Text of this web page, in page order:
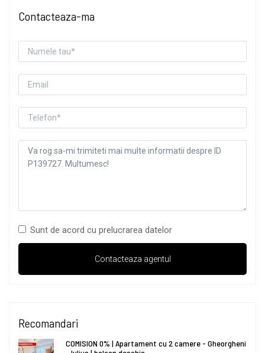
Contacteaza-ma
Sunt de acord cu prelucrarea datelor
Recomandari
COMISION 0% | Apartament cu 2 camere - Gheorgheni